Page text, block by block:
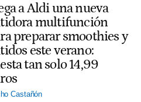
a Aldi una nueva
multifunción
preparar smoothies y
este verano:
tan solo 14,99
Castañón